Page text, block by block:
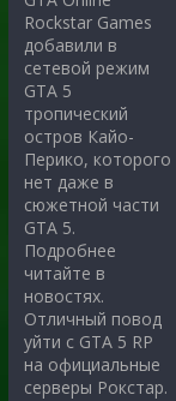
Rockstar Games
добавили в
сетевой режим
GTA 5
тропический
остров Кайо-
Перико, которого
нет даже в
сюжетной части
GTA 5.
Подробнее
читайте в
новостях.
Отличный повод
уйти с GTA 5 RP
на официальные
серверы Рокстар.